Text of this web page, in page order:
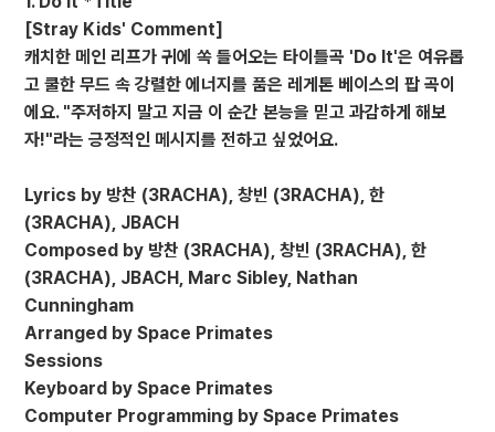
[Stray Kids' Comment]
캐치한 메인 리프가 귀에 쏙 들어오는 타이틀곡 'Do It'은 여유롭
고 쿨한 무드 속 강렬한 에너지를 품은 레게톤 베이스의 팝 곡이
에요. "주저하지 말고 지금 이 순간 본능을 믿고 과감하게 해보
자!"라는 긍정적인 메시지를 전하고 싶었어요.
Lyrics by 방찬 (3RACHA), 창빈 (3RACHA), 한
(3RACHA), JBACH
Composed by 방찬 (3RACHA), 창빈 (3RACHA), 한
(3RACHA), JBACH, Marc Sibley, Nathan
Cunningham
Arranged by Space Primates
Sessions
Keyboard by Space Primates
Computer Programming by Space Primates